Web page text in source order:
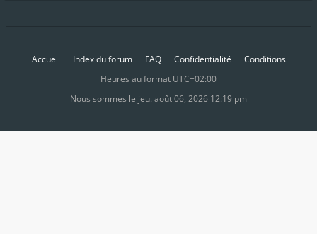
Accueil Index du forum FAQ Confidentialité
Conditions
Heures au format UTC+02:00
Nous sommes le jeu. août 06, 2026 12:19 pm